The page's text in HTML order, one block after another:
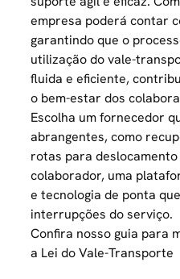
empresa poderá contar
garantindo que o
utilização do vale-
fluida e eficiente,
o bem-estar dos
Escolha um fornecedor
abrangentes, como
rotas para
colaborador, uma
e tecnologia de ponta
interrupções do serviço.
Confira nosso guia para
a Lei doVale-Transporte